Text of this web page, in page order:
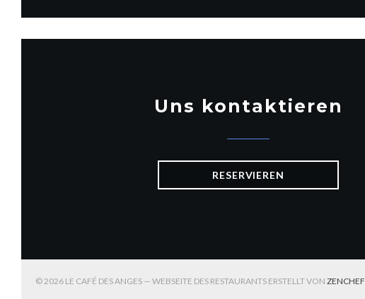
Uns kontaktieren
RESERVIEREN
© 2026 LE CAFÉ DES ANGES — WEBSEITE DES RESTAURANTS ERSTELLT VON ZENCHEF